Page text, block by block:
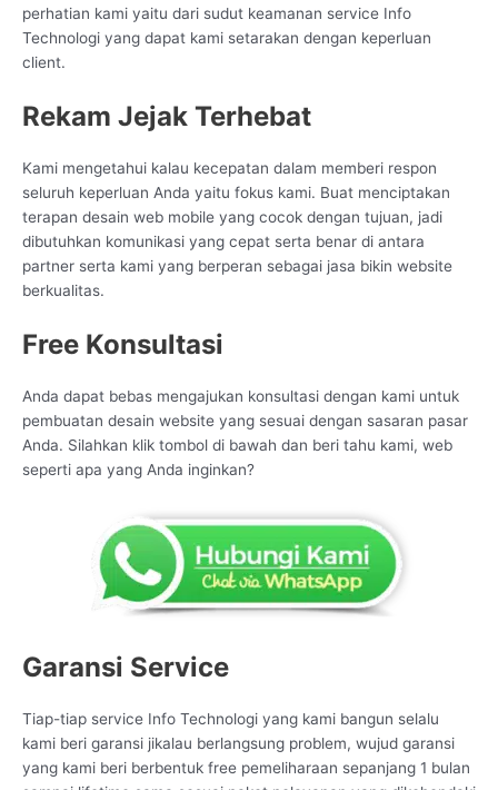
perhatian kami yaitu dari sudut keamanan service Info
Technologi yang dapat kami setarakan dengan keperluan
client.
Rekam Jejak Terhebat
Kami mengetahui kalau kecepatan dalam memberi respon
seluruh keperluan Anda yaitu fokus kami. Buat menciptakan
terapan desain web mobile yang cocok dengan tujuan, jadi
dibutuhkan komunikasi yang cepat serta benar di antara
partner serta kami yang berperan sebagai jasa bikin website
berkualitas.
Free Konsultasi
Anda dapat bebas mengajukan konsultasi dengan kami untuk
pembuatan desain website yang sesuai dengan sasaran pasar
Anda. Silahkan klik tombol di bawah dan beri tahu kami, web
seperti apa yang Anda inginkan?
Garansi Service
Tiap-tiap service Info Technologi yang kami bangun selalu
kami beri garansi jikalau berlangsung problem, wujud garansi
yang kami beri berbentuk free pemeliharaan sepanjang 1 bulan